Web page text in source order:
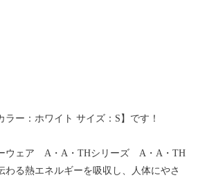
ラー：ホワイト サイズ：S】です！
ウェア A・A・THシリーズ A・A・TH
わる熱エネルギーを吸収し、人体にやさ